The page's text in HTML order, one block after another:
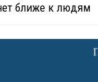
ближе к людям